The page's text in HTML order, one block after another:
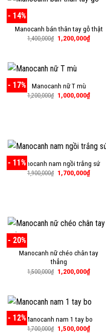
- 14%
Manocanh bán thân tay gỗ thật
1,400,000₫ Giá
gốc
1,200,000₫Giá
hiện
- 17% Manocanh nữ T mù
1,200,000₫ Giá
gốc
1,000,000₫Giá
hiện
- 11%Manocanh nam ngồi trắng sứ
1,900,000₫ Giá
gốc
1,700,000₫Giá
hiện
- 20%
Manocanh nữ chéo chân tay
thẳng
1,500,000₫ Giá
gốc
1,200,000₫Giá
hiện
- 12%Manocanh nam 1 tay bo
1,700,000₫ Giá
1,500,000₫Giá